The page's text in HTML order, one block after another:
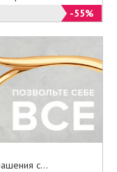
-55%
с...